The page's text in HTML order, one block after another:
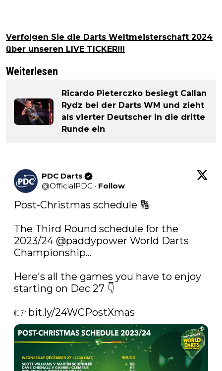
Verfolgen Sie die Darts Weltmeisterschaft 2024
über unseren LIVE TICKER!!!
Weiterlesen
Ricardo Pieterczko besiegt Callan
Rydz bei der Darts WM und zieht
als vierter Deutscher in die dritte
Runde ein
PDC Darts
@OfficialPDC · Follow
Post-Christmas schedule 🔢
The Third Round schedule for the
2023/24 @paddypower World Darts
Championship...
Here's all the games you have to enjoy
starting on Dec 27 👇
👉 bit.ly/24WCPostXmas